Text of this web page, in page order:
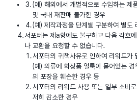
(예) 해외에서 개별적으로 수입하는 제
및 국내 재판매 불가한 경우
(예) 제작과정을 단계별 구분하여 별도
서포터는 제a항에도 불구하고 다음 각호
나 교환을 요청할 수 없습니다.
서포터의 귀책사유로 인하여 리워드가
(예) 의류에 화장품 얼룩이 묻어있는
의 포장을 훼손한 경우 등
서포터의 리워드 사용 또는 일부 소비
저히 감소한 경우